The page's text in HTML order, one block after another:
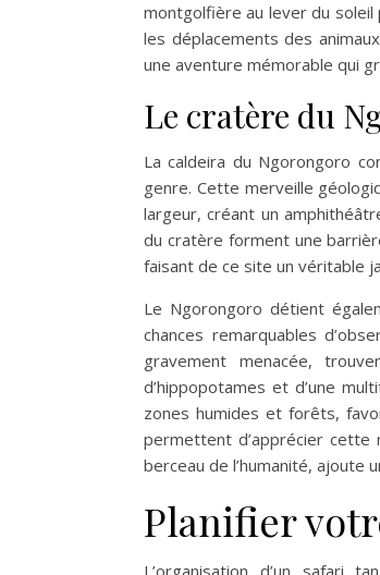
montgolfière au lever du soleil
les déplacements des
une aventure mémorable qui
Le cratère du
La caldeira du Ngorongoro
genre. Cette merveille
largeur, créant un
du cratère forment une
faisant de ce site un véritable
Le Ngorongoro détient
chances remarquables
gravement menacée,
d’hippopotames et d’une
zones humides et forêts,
permettent d’apprécier cette
berceau de l’humanité, ajoute
Planifier